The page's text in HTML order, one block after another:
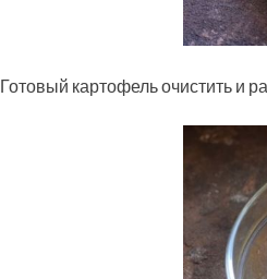
Готовый картофель очистить и